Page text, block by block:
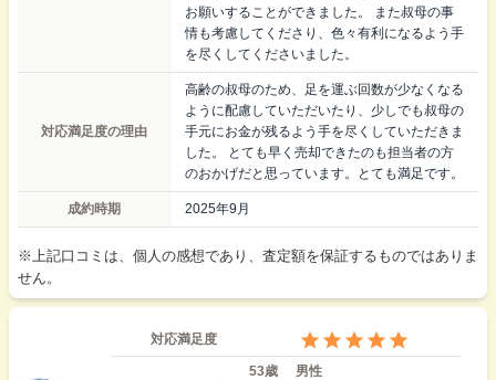
お願いすることができました。 また叔母の事
情も考慮してくださり、色々有利になるよう手
を尽くしてくださいました。
対応満足度の理由
高齢の叔母のため、足を運ぶ回数が少なくなる
ように配慮していただいたり、少しでも叔母の
手元にお金が残るよう手を尽くしていただきま
した。 とても早く売却できたのも担当者の方
のおかげだと思っています。とても満足です。
成約時期 2025年9月
※上記口コミは、個人の感想であり、査定額を保証するものではありま
せん。
対応満足度
53歳
男性